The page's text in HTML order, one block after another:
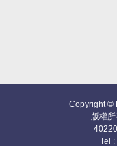
Copyright ©
版權
Tel